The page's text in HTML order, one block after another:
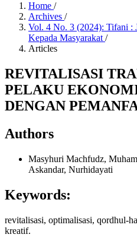
Home /
Archives /
Vol. 4 No. 3 (2024): Tifani :
Kepada Masyarakat /
Articles
REVITALISASI
PELAKU
DENGAN
Authors
Masyhuri Machfudz,
Askandar, Nurhidayati
Keywords:
revitalisasi, optimalisasi, qordhul-
kreatif.